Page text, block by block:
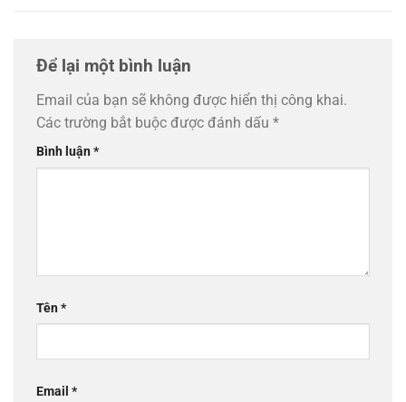
Để lại một bình luận
Email của bạn sẽ không được hiển thị công khai.
Các trường bắt buộc được đánh dấu *
Bình luận*
Tên*
Email *